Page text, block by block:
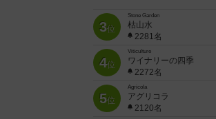
3位
Stone Garden
枯山水
2281名
4位
Viticulture
ワイナリーの四季
2272名
5位
Agricola
アグリコラ
2120名